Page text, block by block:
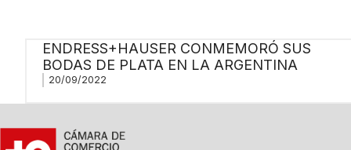
ENDRESS+HAUSER CONMEMORÓ SUS
BODAS DE PLATA EN LA ARGENTINA
20/09/2022